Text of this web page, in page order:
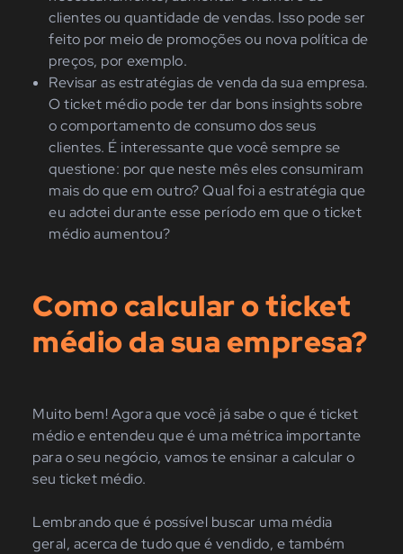
clientes ou quantidade de vendas. Isso pode ser
feito por meio de promoções ou nova política de
preços, por exemplo.
Revisar as estratégias de venda da sua empresa.
O ticket médio pode ter dar bons insights sobre
o comportamento de consumo dos seus
clientes. É interessante que você sempre se
questione: por que neste mês eles consumiram
mais do que em outro? Qual foi a estratégia que
eu adotei durante esse período em que o ticket
médio aumentou?
Como calcular o ticket
médio da sua empresa?
Muito bem! Agora que você já sabe o que é ticket
médio e entendeu que é uma métrica importante
para o seu negócio, vamos te ensinar a calcular o
seu ticket médio.
Lembrando que é possível buscar uma média
geral, acerca de tudo que é vendido, e também